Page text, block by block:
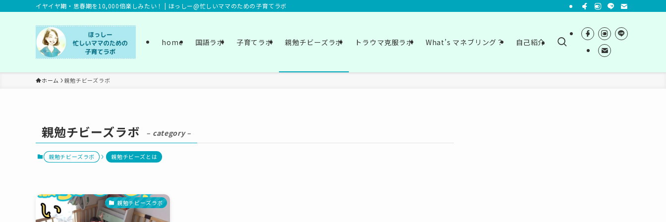
イヤイヤ期・思春期を10,000倍楽しみたい！ | ほっしー@忙しいママのための子育てラボ
home 国語ラボ 子育てラボ 親勉チビーズラボ トラウマ克服ラボ What’s マネブリング？ 自己紹介
ホーム 親勉チビーズラボ
親勉チビーズラボ – category –
親勉チビーズラボ 親勉チビーズとは
親勉チビーズラボ